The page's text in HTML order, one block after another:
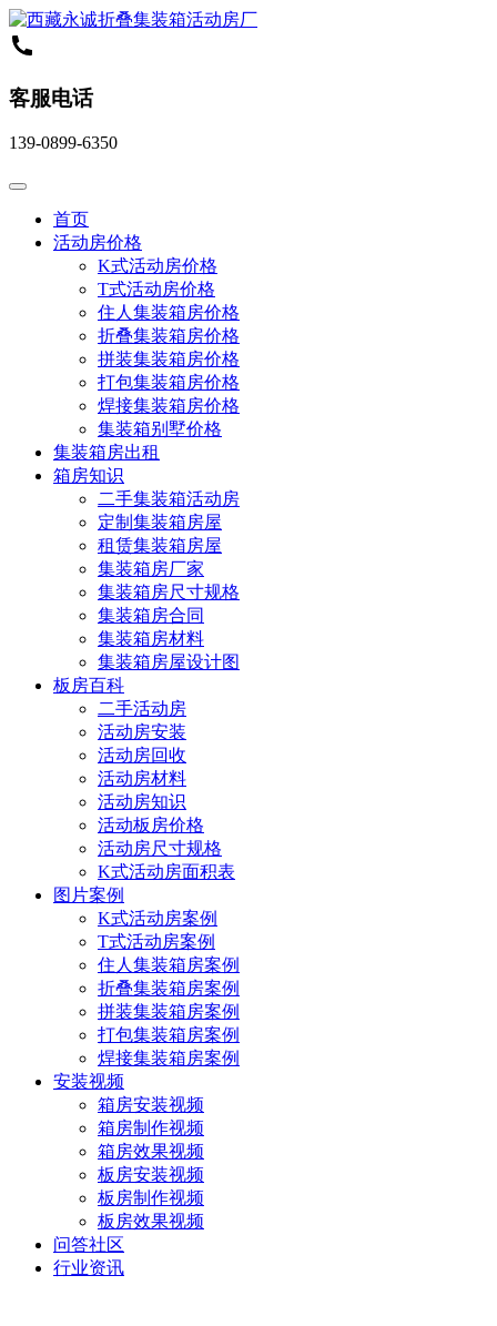
客服电话
139-0899-6350
首页
活动房价格
K式活动房价格
T式活动房价格
住人集装箱房价格
折叠集装箱房价格
拼装集装箱房价格
打包集装箱房价格
焊接集装箱房价格
集装箱别墅价格
集装箱房出租
箱房知识
二手集装箱活动房
定制集装箱房屋
租赁集装箱房屋
集装箱房厂家
集装箱房尺寸规格
集装箱房合同
集装箱房材料
集装箱房屋设计图
板房百科
二手活动房
活动房安装
活动房回收
活动房材料
活动房知识
活动板房价格
活动房尺寸规格
K式活动房面积表
图片案例
K式活动房案例
T式活动房案例
住人集装箱房案例
折叠集装箱房案例
拼装集装箱房案例
打包集装箱房案例
焊接集装箱房案例
安装视频
箱房安装视频
箱房制作视频
箱房效果视频
板房安装视频
板房制作视频
板房效果视频
问答社区
行业资讯